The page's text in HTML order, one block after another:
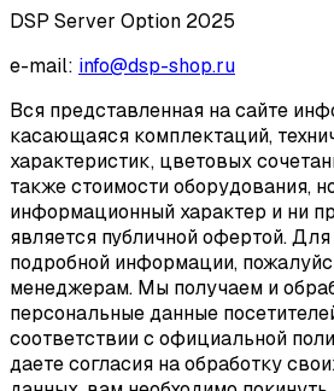
DSP Server Option 2025
e-mail: info@dsp-shop.ru
Вся представленная на сайте
касающаяся комплектаций,
характеристик, цветовых
также стоимости оборудования,
информационный характер и ни
является публичной офертой.
подробной информации,
менеджерам. Мы получаем и
персональные данные
соответствии с официальной
даете согласия на обработку